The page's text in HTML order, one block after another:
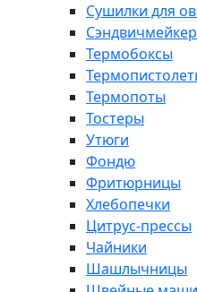
Сушилки для
Термобоксы
Термопоты
Тостеры
Утюги
Фондю
Фритюрницы
Хлебопечки
Цитрус-прессы
Чайники
Шашлычницы